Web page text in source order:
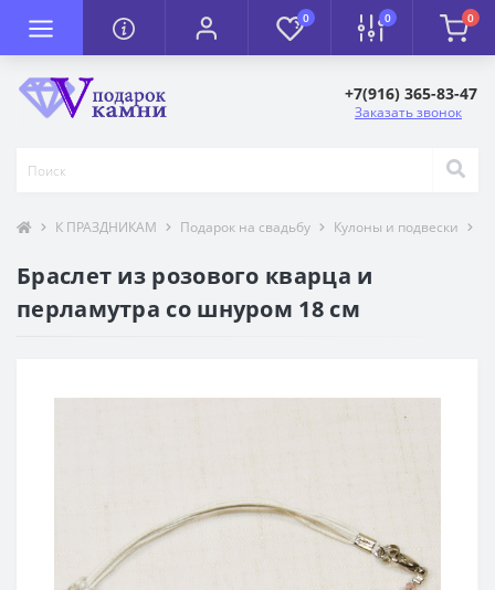
0 0 0
+7(916) 365-83-47
Заказать звонок
К ПРАЗДНИКАМ Подарок на свадьбу Кулоны и подвески
Браслет из розового кварца и
перламутра со шнуром 18 см